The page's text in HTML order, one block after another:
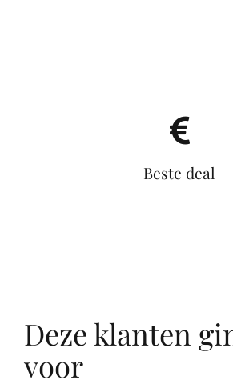
Beste deal
Deze klanten
voor